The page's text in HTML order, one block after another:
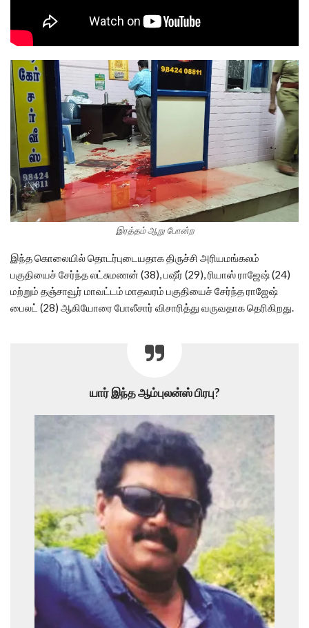
இரத்தம் ஆறு போன்ற
இந்த கொலையில் தொடர்புடையதாக திருச்சி அரியமங்கலம்
பகுதியைச் சேர்ந்த லட்சுமணன் (38), பஷீர் (29), ரியாஸ் ராஜேஷ் (24)
மற்றும் தஞ்சாவூர் மாவட்டம் மாதவரம் பகுதியைச் சேர்ந்த ராஜேஷ்
பைலட் (28) ஆகியோரை போலீசார் விசாரித்து வருவதாக தெரிகிறது.
யார் இந்த ஆம்புலன்ஸ் பிரபு?